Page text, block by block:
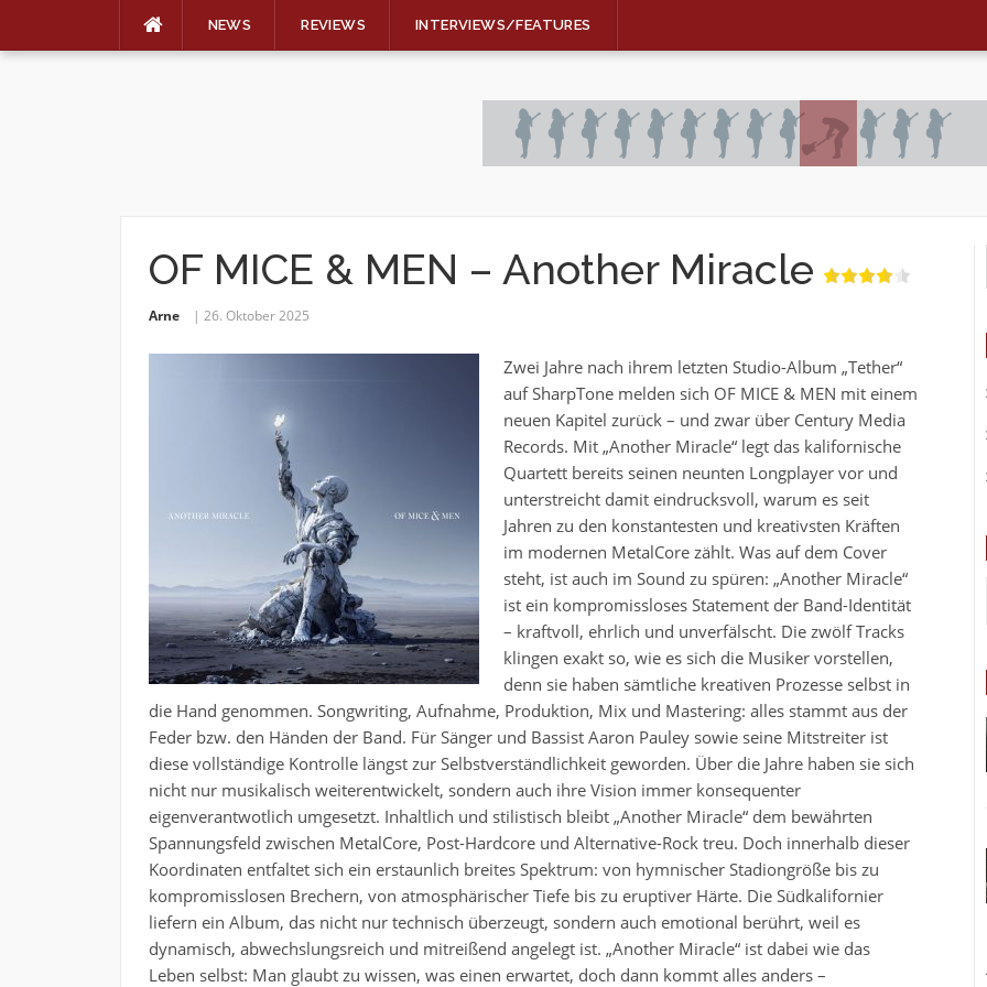
NEWS REVIEWS INTERVIEWS/FEATURES
OF MICE & MEN – Another Miracle
Arne 26. Oktober 2025
Zwei Jahre nach ihrem letzten Studio-Album „Tether“
auf SharpTone melden sich OF MICE & MEN mit einem
neuen Kapitel zurück – und zwar über Century Media
Records. Mit „Another Miracle“ legt das kalifornische
Quartett bereits seinen neunten Longplayer vor und
unterstreicht damit eindrucksvoll, warum es seit
Jahren zu den konstantesten und kreativsten Kräften
im modernen MetalCore zählt. Was auf dem Cover
steht, ist auch im Sound zu spüren: „Another Miracle“
ist ein kompromissloses Statement der Band-Identität
– kraftvoll, ehrlich und unverfälscht. Die zwölf Tracks
klingen exakt so, wie es sich die Musiker vorstellen,
denn sie haben sämtliche kreativen Prozesse selbst in
die Hand genommen. Songwriting, Aufnahme, Produktion, Mix und Mastering: alles stammt aus der
Feder bzw. den Händen der Band. Für Sänger und Bassist Aaron Pauley sowie seine Mitstreiter ist
diese vollständige Kontrolle längst zur Selbstverständlichkeit geworden. Über die Jahre haben sie sich
nicht nur musikalisch weiterentwickelt, sondern auch ihre Vision immer konsequenter
eigenverantwotlich umgesetzt. Inhaltlich und stilistisch bleibt „Another Miracle“ dem bewährten
Spannungsfeld zwischen MetalCore, Post-Hardcore und Alternative-Rock treu. Doch innerhalb dieser
Koordinaten entfaltet sich ein erstaunlich breites Spektrum: von hymnischer Stadiongröße bis zu
kompromisslosen Brechern, von atmosphärischer Tiefe bis zu eruptiver Härte. Die Südkalifornier
liefern ein Album, das nicht nur technisch überzeugt, sondern auch emotional berührt, weil es
dynamisch, abwechslungsreich und mitreißend angelegt ist. „Another Miracle“ ist dabei wie das
Leben selbst: Man glaubt zu wissen, was einen erwartet, doch dann kommt alles anders –